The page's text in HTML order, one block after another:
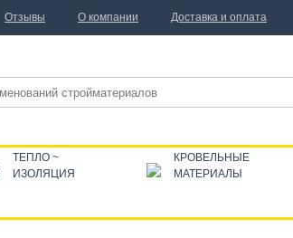
ТЕПЛО ~
ИЗОЛЯЦИЯ
КРОВЕЛЬНЫЕ
МАТЕРИАЛЫ
Отзывы О компании Доставка и оплата